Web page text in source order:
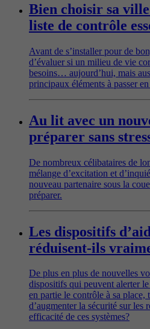
Bien choisir sa
liste de contrôle
Avant de s’installer pour de
d’évaluer si un milieu de vie
besoins… aujourd’hui, mais
principaux éléments à passer
Au lit avec un
préparer sans
De nombreux célibataires de
mélange d’excitation et
nouveau partenaire sous la
préparer.
Les dispositifs
réduisent-ils
De plus en plus de nouvelles
dispositifs qui peuvent alerter
en partie le contrôle à sa place,
d’augmenter la sécurité sur les
efficacité de ces systèmes?